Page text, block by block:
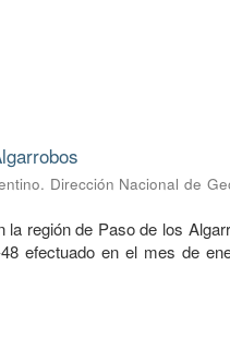
Dirección Nacional de
región de Paso de los
efectuado en el mes de